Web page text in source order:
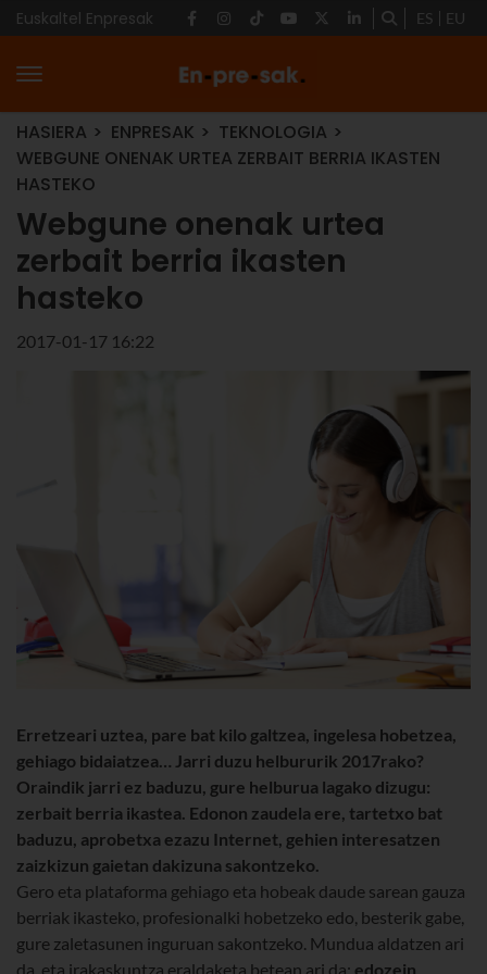
Euskaltel Enpresak ES EU
HASIERA ENPRESAK
TEKNOLOGIA
WEBGUNE ONENAK URTEA ZERBAIT BERRIA IKASTEN
HASTEKO
Webgune onenak urtea
zerbait berria ikasten
hasteko
2017-01-17 16:22
Erretzeari uztea, pare bat kilo galtzea, ingelesa hobetzea,
gehiago bidaiatzea… Jarri duzu helbururik 2017rako?
Oraindik jarri ez baduzu, gure helburua lagako dizugu:
zerbait berria ikastea. Edonon zaudela ere, tartetxo bat
baduzu, aprobetxa ezazu Internet, gehien interesatzen
zaizkizun gaietan dakizuna sakontzeko.
Gero eta plataforma gehiago eta hobeak daude sarean gauza
berriak ikasteko, profesionalki hobetzeko edo, besterik gabe,
gure zaletasunen inguruan sakontzeko. Mundua aldatzen ari
da, eta irakaskuntza eraldaketa betean ari da: edozein